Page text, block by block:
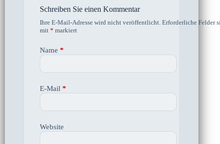
Schreiben Sie einen Kommentar
Ihre E-Mail-Adresse wird nicht veröffentlicht. Erforderliche Felder
mit * markiert
Name *
E-Mail *
Website